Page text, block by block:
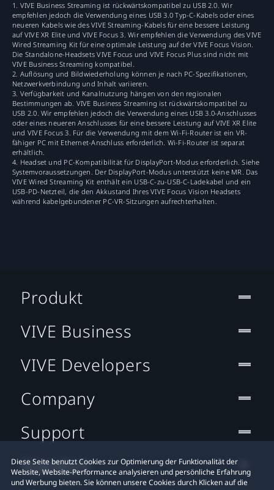
1. VIVE Business Streaming ist rückwärtskompatibel zu USB 2.0. Wir
empfehlen jedoch die Verwendung eines USB 3.0 Typ-C-Kabels oder eines
neueren Kabels wie des VIVE Streaming-Kabels für eine bessere Leistung
auf VIVE XR Elite und VIVE Focus 3. Wir empfehlen die Verwendung des VIVE
Wired Streaming Kit für eine optimale Leistung auf der VIVE Focus Vision.
Die Standalone-Headsets VIVE Focus und VIVE Focus Plus sind nicht mit
VIVE Business Streaming kompatibel.
2. Auflösung und Bildwiederholung können je nach PC-Spezifikationen,
Netzwerkverbindung und Inhalt variieren.
3. Verfügbarkeit und Kanalnutzung hängen von den regionalen
Bestimmungen ab. VIVE Business Streaming ist rückwärtskompatibel zu
USB 2.0. Wir empfehlen jedoch die Verwendung eines USB 3.0-Anschlusses
oder eines neueren Anschlusses für eine bessere Leistung auf VIVE XR Elite
und VIVE Focus 3. Für die Verwendung mit dem Wi-Fi-Router ist ein VR-
fähiger PC mit Ethernet-Anschluss erforderlich. Wi-Fi-Router ist separat
erhältlich.
4. Headset und PC-Kompatibilität für DisplayPort-Modus erforderlich. Siehe
Systemvoraussetzungen. Der DisplayPort-Modus unterstützt keine MR. Das
VIVE Wired Streaming Kit enthält ein USB-C-zu-USB-C-Ladekabel und ein
USB-PD-Netzteil, die den Akkustand Ihres VIVE Focus Vision Headsets
während kabelgebundener PC-VR-Sitzungen aufrechterhalten.
Diese Seite benutzt Cookies zur Optimierung der Funktionalität der
Website, Website-Performance analysieren und persönliche Erfahrung
und Werbung bieten. Sie können unsere Cookies durch Klicken auf die
Produkt
VIVE Business
VIVE Developers
Company
Support
Standort